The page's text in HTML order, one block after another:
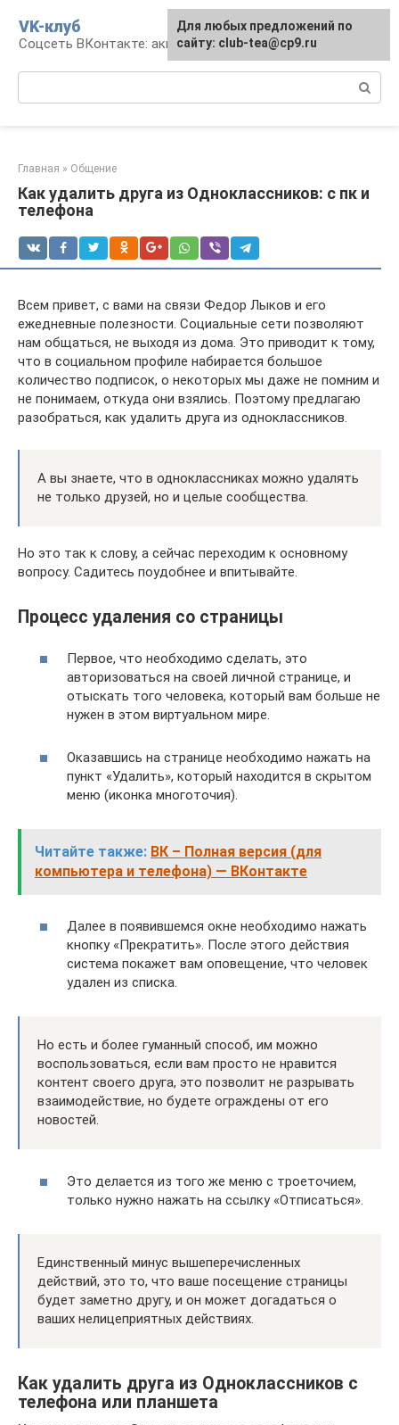
контенту
VK-клуб
Соцсеть ВКонтакте: аккаунт, общение, досуг
Главная » Общение
Как удалить друга из Одноклассников: с пк и
телефона
Всем привет, с вами на связи Федор Лыков и его
ежедневные полезности. Социальные сети позволяют
нам общаться, не выходя из дома. Это приводит к тому,
что в социальном профиле набирается большое
количество подписок, о некоторых мы даже не помним и
не понимаем, откуда они взялись. Поэтому предлагаю
разобраться, как удалить друга из одноклассников.
А вы знаете, что в одноклассниках можно удалять
не только друзей, но и целые сообщества.
Но это так к слову, а сейчас переходим к основному
вопросу. Садитесь поудобнее и впитывайте.
Процесс удаления со страницы
Первое, что необходимо сделать, это
авторизоваться на своей личной странице, и
отыскать того человека, который вам больше не
нужен в этом виртуальном мире.
Оказавшись на странице необходимо нажать на
пункт «Удалить», который находится в скрытом
меню (иконка многоточия).
Читайте также: ВК – Полная версия (для
компьютера и телефона) — ВКонтакте
Далее в появившемся окне необходимо нажать
кнопку «Прекратить». После этого действия
система покажет вам оповещение, что человек
удален из списка.
Но есть и более гуманный способ, им можно
воспользоваться, если вам просто не нравится
контент своего друга, это позволит не разрывать
взаимодействие, но будете ограждены от его
новостей.
Это делается из того же меню с троеточием,
только нужно нажать на ссылку «Отписаться».
Единственный минус вышеперечисленных
действий, это то, что ваше посещение страницы
будет заметно другу, и он может догадаться о
ваших нелицеприятных действиях.
Как удалить друга из Одноклассников с
телефона или планшета
Для любых предложений по
сайту: club-tea@cp9.ru